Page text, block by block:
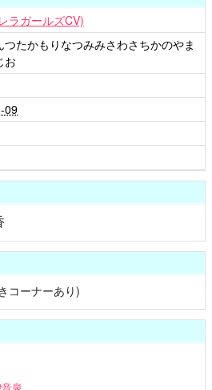
ラガールズCV)
たかもりなつみみさわさちかのやま
お
09
コーナーあり)